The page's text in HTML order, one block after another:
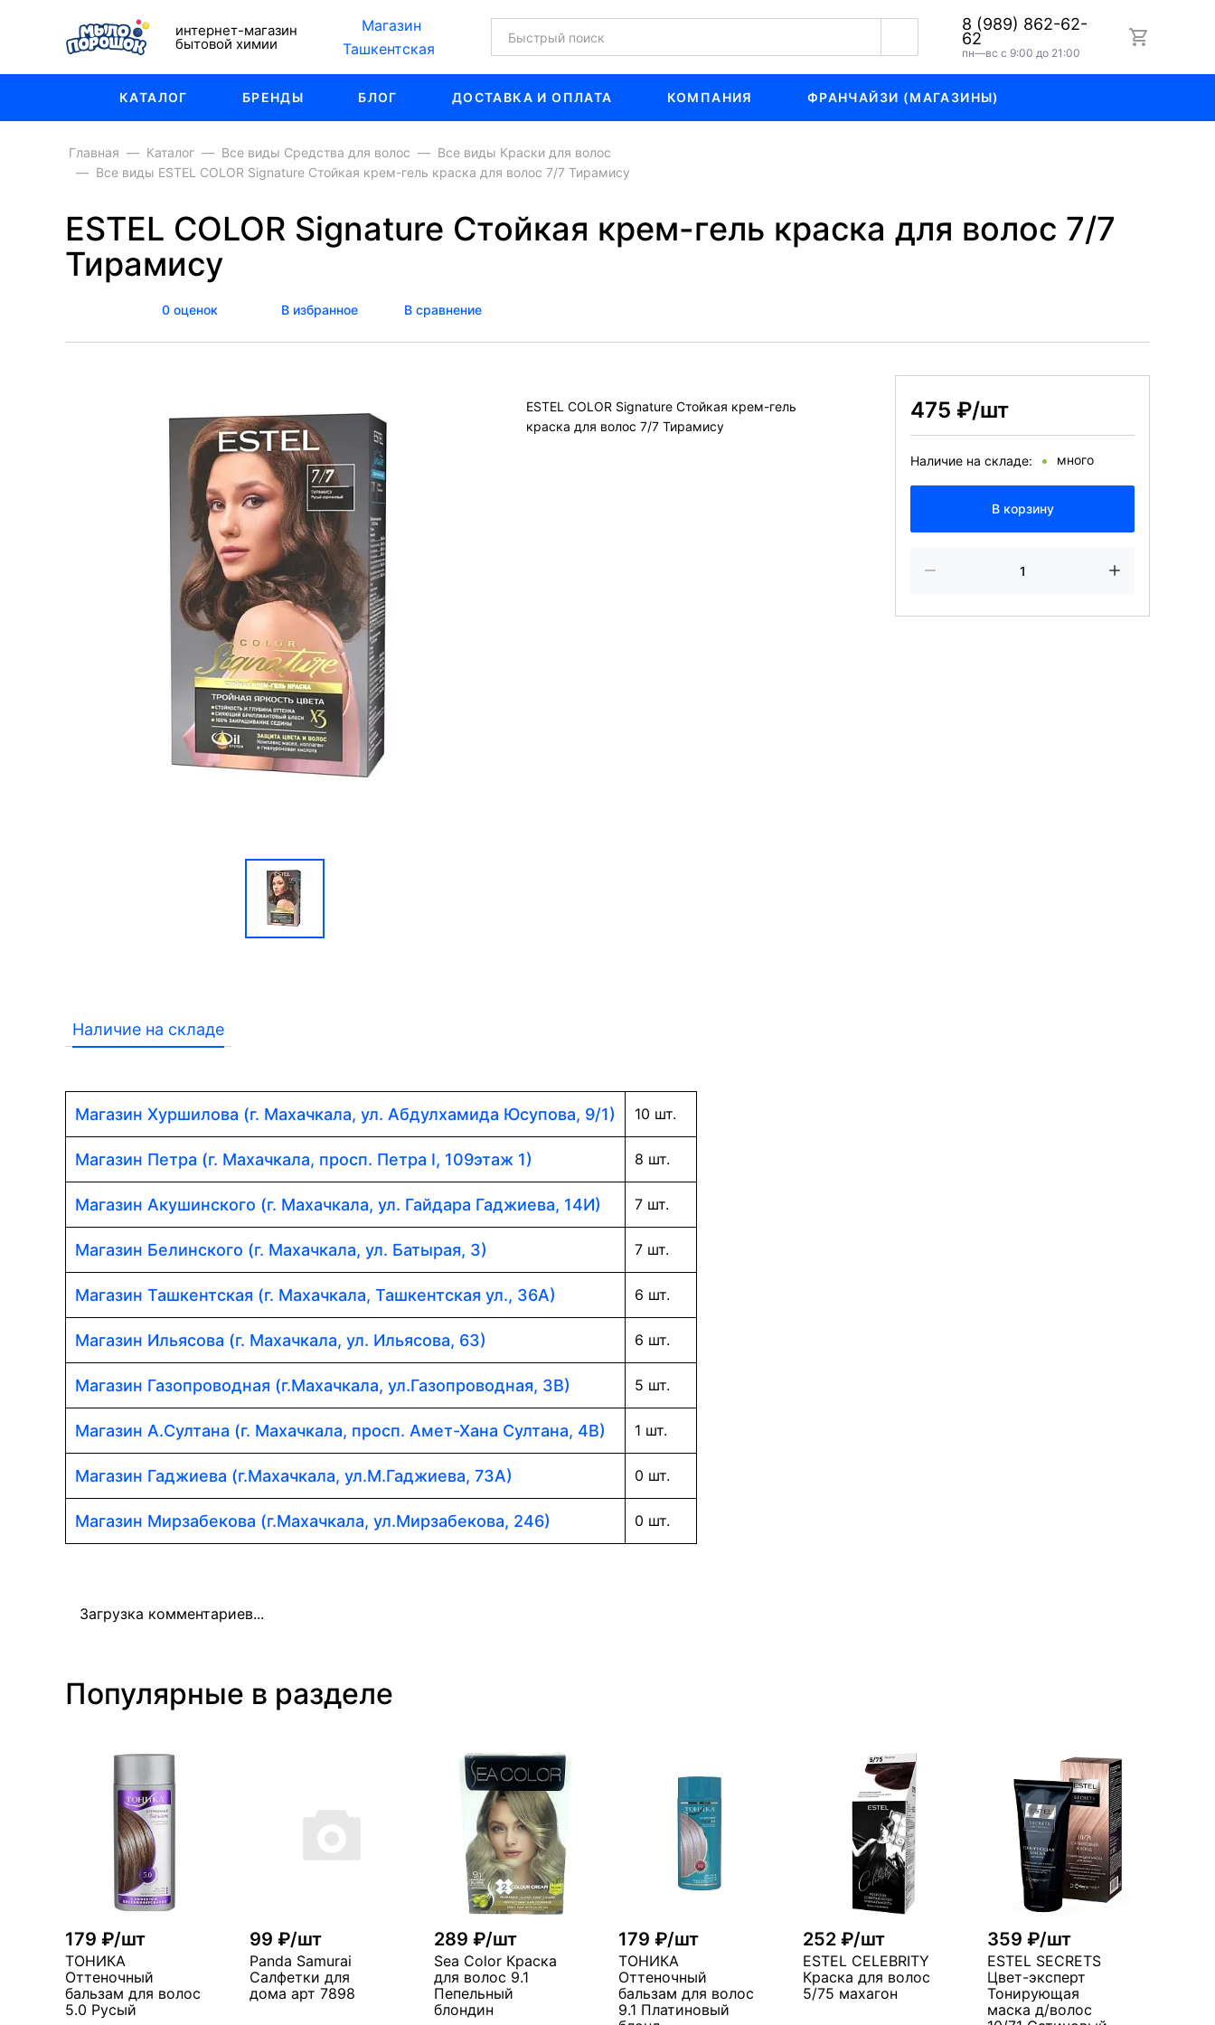
интернет-магазин
бытовой химии
Магазин
Ташкентская
8 (989) 862-62-
62
пн—вс с 9:00 до 21:00
КАТАЛОГ БРЕНДЫ БЛОГ ДОСТАВКА И ОПЛАТА КОМПАНИЯ ФРАНЧАЙЗИ (МАГАЗИНЫ)
Главная Каталог Все виды Средства для волос
Все виды Краски для волос
Все виды ESTEL COLOR Signature Стойкая крем-гель краска для волос 7/7 Тирамису
ESTEL COLOR Signature Стойкая крем-гель краска для волос 7/7
Тирамису
0 оценок В избранное В сравнение
ESTEL COLOR Signature Стойкая крем-гель
краска для волос 7/7 Тирамису
475 ₽/шт
Наличие на складе: много
В корзину
Наличие на складе
Магазин Хуршилова (г. Махачкала, ул. Абдулхамида Юсупова, 9/1) 10 шт.
Магазин Петра (г. Махачкала, просп. Петра I, 109этаж 1) 8 шт.
Магазин Акушинского (г. Махачкала, ул. Гайдара Гаджиева, 14И) 7 шт.
Магазин Белинского (г. Махачкала, ул. Батырая, 3) 7 шт.
Магазин Ташкентская (г. Махачкала, Ташкентская ул., 36А) 6 шт.
Магазин Ильясова (г. Махачкала, ул. Ильясова, 63) 6 шт.
Магазин Газопроводная (г.Махачкала, ул.Газопроводная, 3В) 5 шт.
Магазин А.Султана (г. Махачкала, просп. Амет-Хана Султана, 4В) 1 шт.
Магазин Гаджиева (г.Махачкала, ул.М.Гаджиева, 73А) 0 шт.
Магазин Мирзабекова (г.Махачкала, ул.Мирзабекова, 246) 0 шт.
Загрузка комментариев...
Популярные в разделе
179 ₽/шт
ТОНИКА
Оттеночный
бальзам для волос
5.0 Русый
99 ₽/шт
Panda Samurai
Салфетки для
дома арт 7898
289 ₽/шт
Sea Color Краска
для волос 9.1
Пепельный
блондин
179 ₽/шт
ТОНИКА
Оттеночный
бальзам для волос
9.1 Платиновый
252 ₽/шт
ESTEL CELEBRITY
Краска для волос
5/75 махагон
359 ₽/шт
ESTEL SECRETS
Цвет-эксперт
Тонирующая
маска д/волос